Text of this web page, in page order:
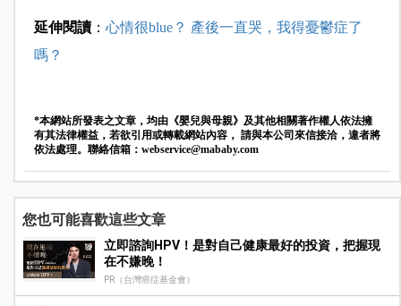
延伸閱讀： 心情很blue？ 產後一直哭，我得憂鬱症了
嗎？
*本網站所發表之文章，均由《嬰兒與母親》及其他相關著作權人依法擁
有其法律權益，若欲引用或轉載網站內容， 請與本公司來信接洽，違者將
依法處理。聯絡信箱： webservice@mababy.com
您也可能喜歡這些文章
立即諮詢HPV！是對自己健康最好的投資，把握現
在不嫌晚！
PR（台灣癌症基金會）